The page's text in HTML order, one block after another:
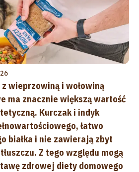
wieprzowiną i wołowiną
ma znacznie większą wartość
Kurczak i indyk
łatwo
białka i nie zawierają zbyt
Z tego względu mogą
zdrowej diety domowego